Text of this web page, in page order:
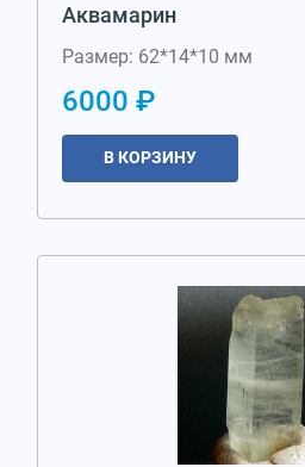
Аквамарин
Размер: 62*14*10 мм
6000 ₽
В КОРЗИНУ